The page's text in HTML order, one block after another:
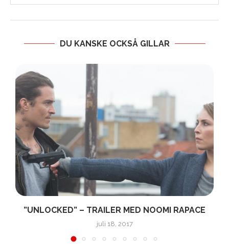
DU KANSKE OCKSÅ GILLAR
”UNLOCKED” – TRAILER MED NOOMI RAPACE
juli 18, 2017